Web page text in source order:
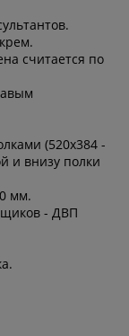
считается по
(520х384 -
и внизу полки
мм.
- ДВП